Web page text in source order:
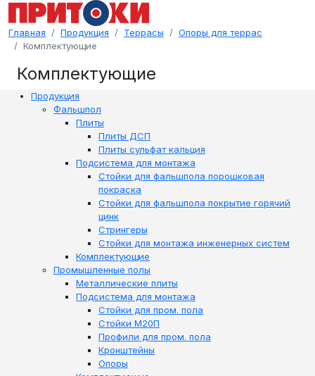
Главная Продукция Террасы
Опоры для террас
Комплектующие
Комплектующие
Продукция
Фальшпол
Плиты
Плиты ДСП
Плиты сульфат кальция
Подсистема для монтажа
Стойки для фальшпола порошковая
покраска
Стойки для фальшпола покрытие горячий
цинк
Стрингеры
Стойки для монтажа инженерных систем
Комплектующие
Промышленные полы
Металлические плиты
Подсистема для монтажа
Стойки для пром. пола
Стойки М20П
Профили для пром. пола
Кронштейны
Опоры